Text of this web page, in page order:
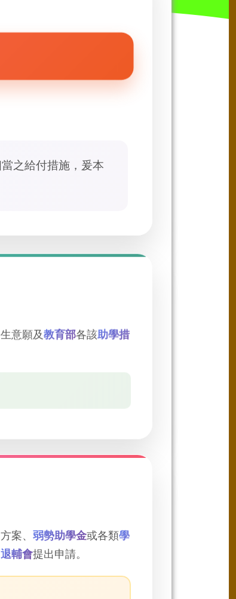
之給付措施，爰本
意願及教育部各該助學措
案、 弱勢助學金 或各類學
退輔會提出申請。